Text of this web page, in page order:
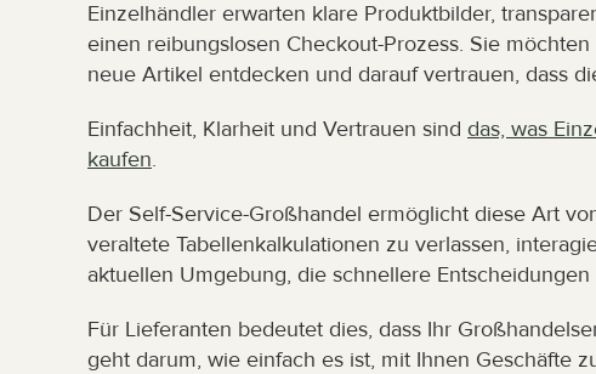
Einzelhändler erwarten klare Produktbilder,
einen reibungslosen Checkout-Prozess. Sie
neue Artikel entdecken und darauf vertrauen, dass
Einfachheit, Klarheit und Vertrauen sind das, was
kaufen.
Der Self-Service-Großhandel ermöglicht diese Art
veraltete Tabellenkalkulationen zu verlassen,
aktuellen Umgebung, die schnellere Entscheidungen
Für Lieferanten bedeutet dies, dass Ihr
geht darum, wie einfach es ist, mit Ihnen Geschäfte